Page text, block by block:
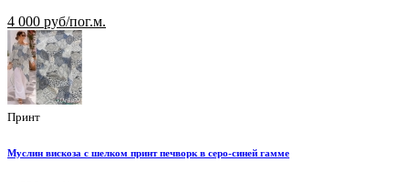
4 000 руб/пог.м.
Принт
Муслин вискоза с шелком принт печворк в серо-синей гамме